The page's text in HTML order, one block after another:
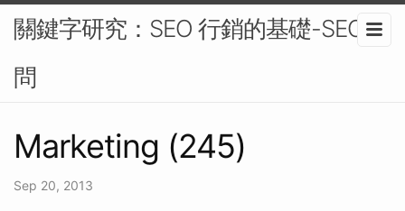
關鍵字研究：SEO 行銷的基礎-SEO顧
問
Marketing (245)
Sep 20, 2013